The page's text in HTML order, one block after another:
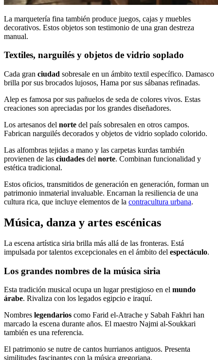
La marquetería fina también produce juegos, cajas y muebles
decorativos. Estos objetos son testimonio de una gran destreza
manual.
Textiles, narguilés y objetos de vidrio soplado
Cada gran ciudad sobresale en un ámbito textil específico. Damasco
brilla por sus brocados lujosos, Hama por sus sábanas refinadas.
Alep es famosa por sus pañuelos de seda de colores vivos. Estas
creaciones son apreciadas por los grandes diseñadores.
Los artesanos del norte del país sobresalen en otros campos.
Fabrican narguilés decorados y objetos de vidrio soplado colorido.
Las alfombras tejidas a mano y las carpetas kurdas también
provienen de las ciudades del norte. Combinan funcionalidad y
estética tradicional.
Estos oficios, transmitidos de generación en generación, forman un
patrimonio inmaterial invaluable. Encarnan la resiliencia de una
cultura rica, que incluye elementos de la contracultura urbana.
Música, danza y artes escénicas
La escena artística siria brilla más allá de las fronteras. Está
impulsada por talentos excepcionales en el ámbito del espectáculo.
Los grandes nombres de la música siria
Esta tradición musical ocupa un lugar prestigioso en el mundo
árabe. Rivaliza con los legados egipcio e iraquí.
Nombres legendarios como Farid el-Atrache y Sabah Fakhri han
marcado la escena durante años. El maestro Najmi al-Soukkari
también es una referencia.
El patrimonio se nutre de cantos hurrianos antiguos. Presenta
similitudes fascinantes con la música gregoriana.